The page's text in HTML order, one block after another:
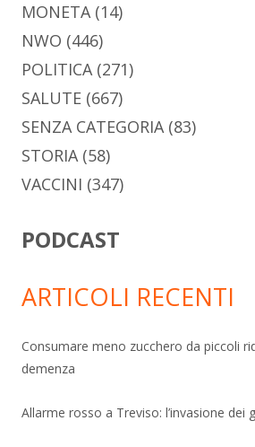
MONETA(14)
NWO (446)
POLITICA(271)
SALUTE (667)
SENZA CATEGORIA(83)
STORIA(58)
VACCINI (347)
PODCAST
ARTICOLI RECENTI
Consumare meno zucchero da piccoli
demenza
Allarme rosso a Treviso: l’invasione dei